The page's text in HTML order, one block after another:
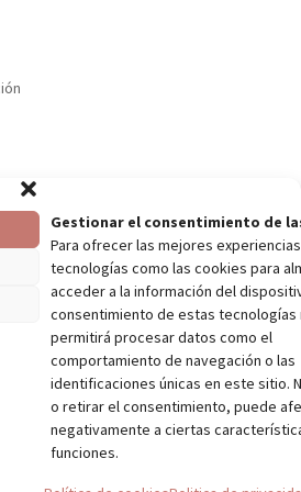
Gestionar el consentimiento de
Para ofrecer las mejores
tecnologías como las cookies para
acceder a la información del
consentimiento de estas tecnologías
permitirá procesar datos como el
comportamiento de navegación o las
identificaciones únicas en este sitio.
o retirar el consentimiento, puede
negativamente a ciertas
funciones.
Contacto
Pelvic Garden – El Blog